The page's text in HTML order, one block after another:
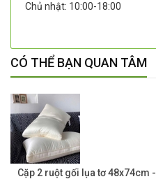
Chủ nhật: 10:00-18:00
CÓ THỂ BẠN QUAN TÂM
Cặp 2 ruột gối lụa tơ 48x74cm -